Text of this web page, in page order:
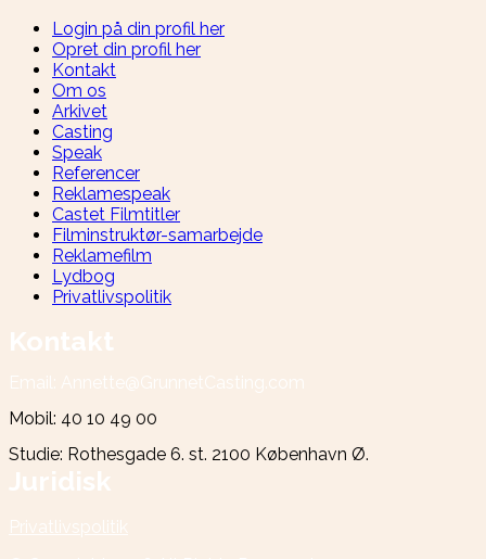
Login på din profil her
Opret din profil her
Kontakt
Om os
Arkivet
Casting
Speak
Referencer
Reklamespeak
Castet Filmtitler
Filminstruktør-samarbejde
Reklamefilm
Lydbog
Privatlivspolitik
Kontakt
Email: Annette@GrunnetCasting.com
Mobil: 40 10 49 00
Studie: Rothesgade 6. st. 2100 København Ø.
Juridisk
Privatlivspolitik